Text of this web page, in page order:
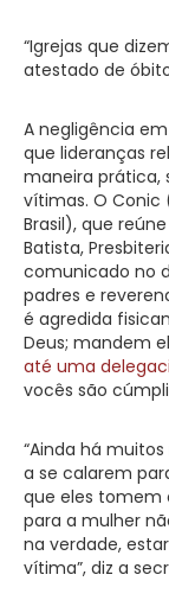
“Igrejas que
atestado de
A negligência
que lideranças
maneira prática,
vítimas. O Conic
Brasil), que
Batista,
comunicado no
padres e
é agredida
Deus; mandem
até uma
vocês são
“Ainda há
a se calarem
que eles tomem
para a mulher
na verdade,
vítima”, diz a